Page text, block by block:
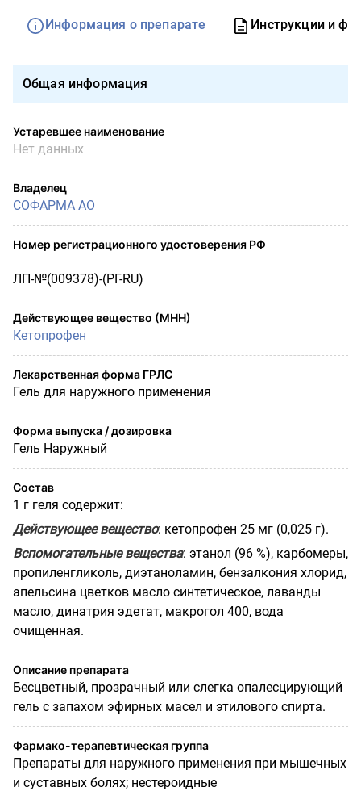
Информация о препарате Инструкции и
Общая информация
Устаревшее наименование
Нет данных
Владелец
СОФАРМА АО
Номер регистрационного удостоверения РФ
ЛП-№(009378)-(РГ-RU)
Действующее вещество (МНН)
Кетопрофен
Лекарственная форма ГРЛС
Гель для наружного применения
Форма выпуска / дозировка
Гель Наружный
Состав
1 г геля содержит:
Действующее вещество: кетопрофен 25 мг (0,025 г).
Вспомогательные вещества: этанол (96 %), карбомеры,
пропиленгликоль, диэтаноламин, бензалкония хлорид,
апельсина цветков масло синтетическое, лаванды
масло, динатрия эдетат, макрогол 400, вода
очищенная.
Описание препарата
Бесцветный, прозрачный или слегка опалесцирующий
гель с запахом эфирных масел и этилового спирта.
Фармако-терапевтическая группа
Препараты для наружного применения при мышечных
и суставных болях; нестероидные